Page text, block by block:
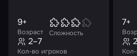
Возраст
9+
Сложность
Кол-во игроков
2–7
7+